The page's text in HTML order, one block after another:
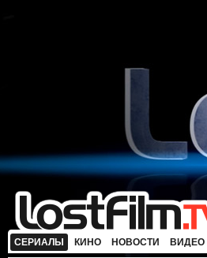
СЕРИАЛЫ КИНО НОВОСТИ ВИДЕО